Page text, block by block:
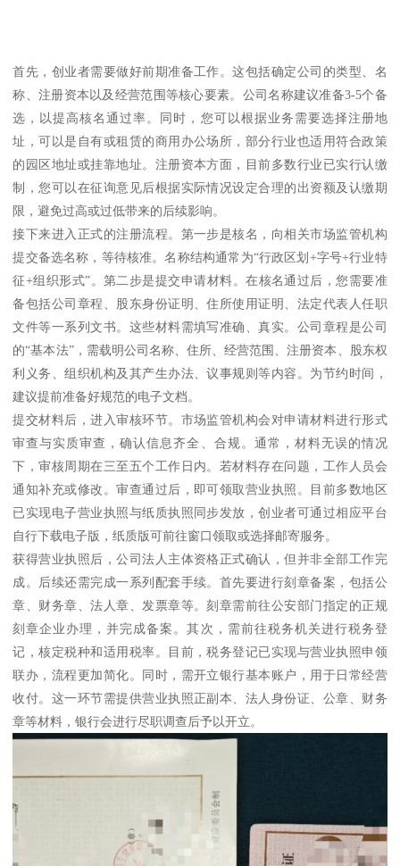
首先，创业者需要做好前期准备工作。这包括确定公司的类型、名
称、注册资本以及经营范围等核心要素。公司名称建议准备3-5个备
选，以提高核名通过率。同时，您可以根据业务需要选择注册地
址，可以是自有或租赁的商用办公场所，部分行业也适用符合政策
的园区地址或挂靠地址。注册资本方面，目前多数行业已实行认缴
制，您可以在征询意见后根据实际情况设定合理的出资额及认缴期
限，避免过高或过低带来的后续影响。
接下来进入正式的注册流程。第一步是核名，向相关市场监管机构
提交备选名称，等待核准。名称结构通常为“行政区划+字号+行业特
征+组织形式”。第二步是提交申请材料。在核名通过后，您需要准
备包括公司章程、股东身份证明、住所使用证明、法定代表人任职
文件等一系列文书。这些材料需填写准确、真实。公司章程是公司
的“基本法”，需载明公司名称、住所、经营范围、注册资本、股东权
利义务、组织机构及其产生办法、议事规则等内容。为节约时间，
建议提前准备好规范的电子文档。
提交材料后，进入审核环节。市场监管机构会对申请材料进行形式
审查与实质审查，确认信息齐全、合规。通常，材料无误的情况
下，审核周期在三至五个工作日内。若材料存在问题，工作人员会
通知补充或修改。审查通过后，即可领取营业执照。目前多数地区
已实现电子营业执照与纸质执照同步发放，创业者可通过相应平台
自行下载电子版，纸质版可前往窗口领取或选择邮寄服务。
获得营业执照后，公司法人主体资格正式确认，但并非全部工作完
成。后续还需完成一系列配套手续。首先要进行刻章备案，包括公
章、财务章、法人章、发票章等。刻章需前往公安部门指定的正规
刻章企业办理，并完成备案。其次，需前往税务机关进行税务登
记，核定税种和适用税率。目前，税务登记已实现与营业执照申领
联办，流程更加简化。同时，需开立银行基本账户，用于日常经营
收付。这一环节需提供营业执照正副本、法人身份证、公章、财务
章等材料，银行会进行尽职调查后予以开立。